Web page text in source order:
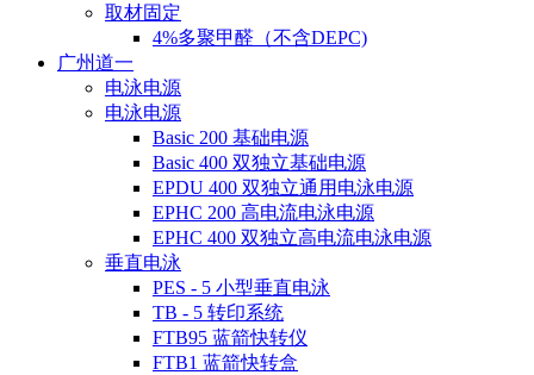
取材固定
4%多聚甲醛（不含DEPC)
广州道一
电泳电源
电泳电源
Basic 200 基础电源
Basic 400 双独立基础电源
EPDU 400 双独立通用电泳电源
EPHC 200 高电流电泳电源
EPHC 400 双独立高电流电泳电源
垂直电泳
PES - 5 小型垂直电泳
TB - 5 转印系统
FTB95 蓝箭快转仪
FTB1 蓝箭快转盒